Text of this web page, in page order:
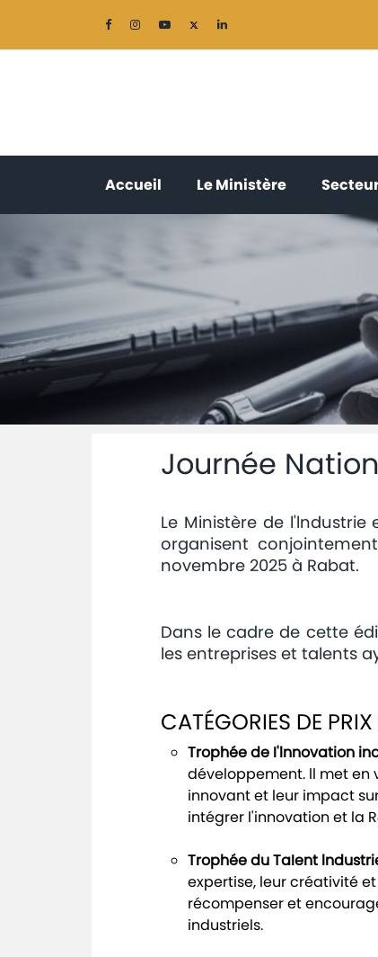
Accueil (current)
Le Ministère(current)
Journée
Le Ministère de
organisent
novembre 2025 à Rabat.
Dans le cadre de cette
les entreprises et talents
CATÉGORIES DE PRIX
Trophée de I'lnnovation
développement. ll met en
innovant et leur impact
intégrer l'innovation et la
Trophée du TaIent
expertise, leur créativité
récompenser et
industriels.